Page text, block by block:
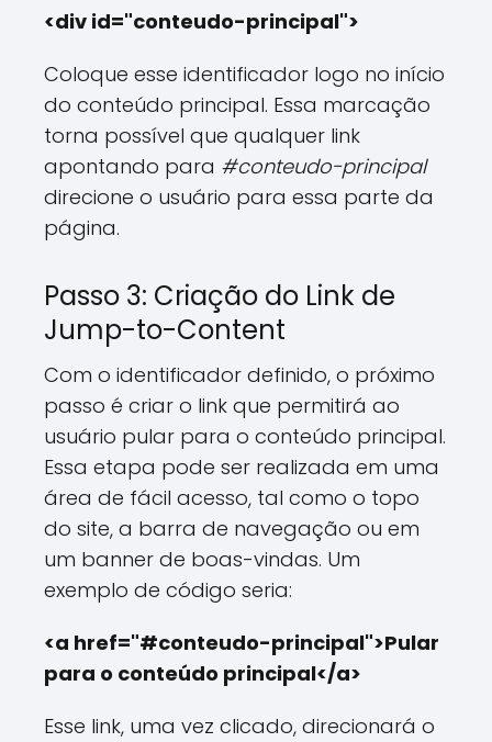
<div id="conteudo-principal">
Coloque esse identificador logo no início
do conteúdo principal. Essa marcação
torna possível que qualquer link
apontando para #conteudo-principal
direcione o usuário para essa parte da
página.
Passo 3: Criação do Link de
Jump-to-Content
Com o identificador definido, o próximo
passo é criar o link que permitirá ao
usuário pular para o conteúdo principal.
Essa etapa pode ser realizada em uma
área de fácil acesso, tal como o topo
do site, a barra de navegação ou em
um banner de boas-vindas. Um
exemplo de código seria:
<a href="#conteudo-principal">Pular
para o conteúdo principal</a>
Esse link, uma vez clicado, direcionará o